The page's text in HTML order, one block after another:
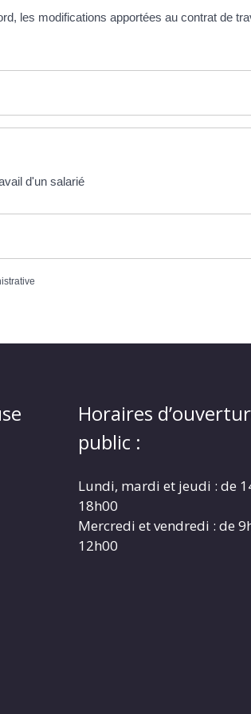
les modifications apportées au contrat de
d'un salarié
Horaires
public :
Lundi, mardi et jeudi : de
18h00
Mercredi et vendredi : de
12h00